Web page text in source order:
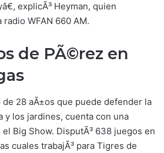
explicÃ³ Heyman, quien
WFAN 660 AM.
de PÃ©rez en
28 aÃ±os que puede defender la
y los jardines, cuenta con una
Big Show. DisputÃ³ 638 juegos en
cuales trabajÃ³ para Tigres de